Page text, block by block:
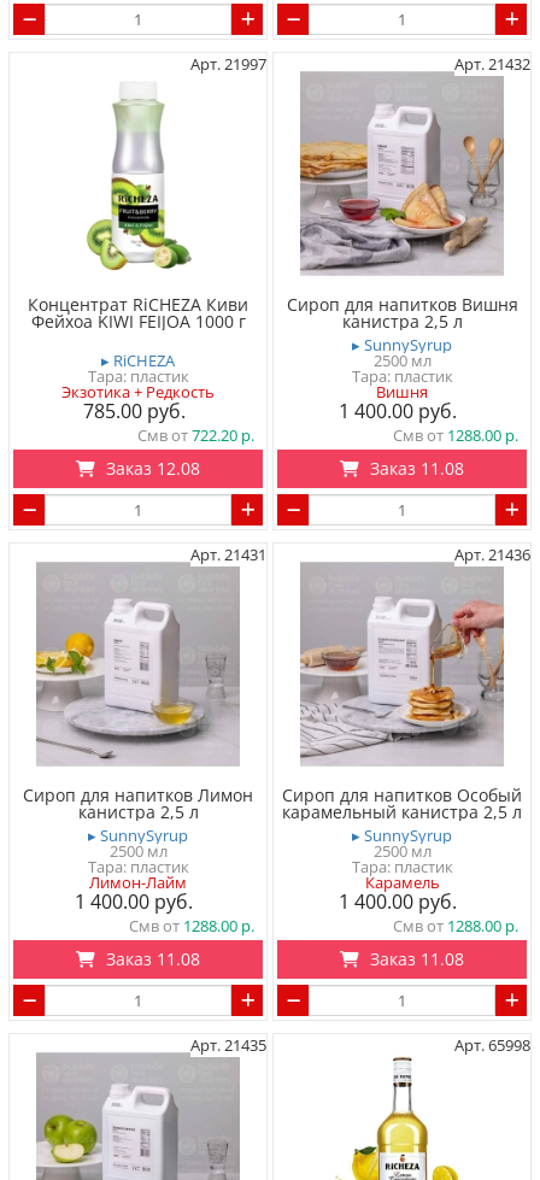
Арт. 21997
Концентрат RiCHEZA Киви
Фейхоа KIWI FEIJOA 1000 г
▸ RiCHEZA
Тара: пластик
Экзотика + Редкость
785.00
Смв от722.20
Заказ 12.08
Арт. 21432
Сироп для напитков Вишня
канистра 2,5 л
▸ SunnySyrup
2500 мл
Тара: пластик
Вишня
1 400.00
Смв от 1288.00
Заказ 11.08
Арт. 21431
Сироп для напитков Лимон
канистра 2,5 л
▸ SunnySyrup
2500 мл
Тара: пластик
Лимон-Лайм
1 400.00
Смв от 1288.00
Заказ 11.08
Арт. 21436
Сироп для напитков Особый
карамельный канистра 2,5 л
▸ SunnySyrup
2500 мл
Тара: пластик
Карамель
1 400.00
Смв от 1288.00
Заказ 11.08
Арт. 21435 Арт. 65998